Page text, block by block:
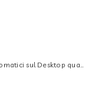
chiavette USB o Hard Disk Esterni